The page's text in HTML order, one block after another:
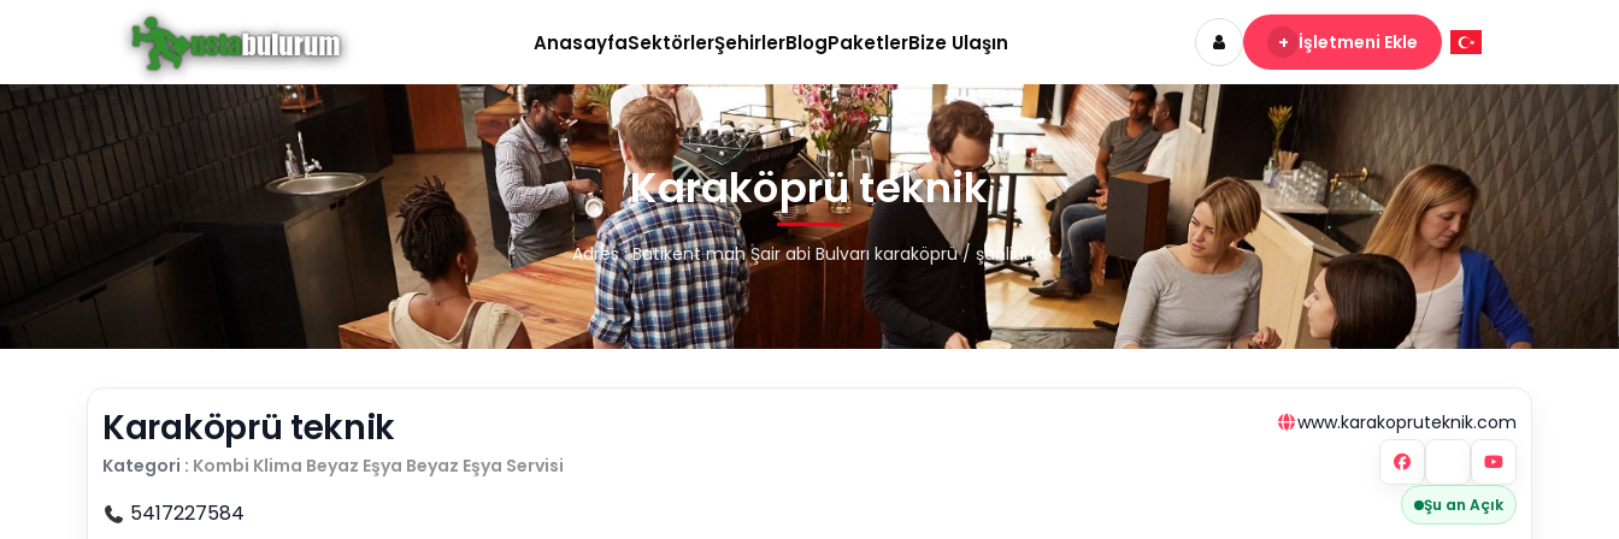
AnasayfaSektörlerŞehirlerBlogPaketlerBize Ulaşın + İşletmeni Ekle
Karaköprü teknik
Adres : Batikent mah Şair abi Bulvarı karaköprü / şanliurfa
Karaköprü teknik
Kategori : Kombi Klima Beyaz Eşya Beyaz Eşya Servisi
5417227584
www.karakopruteknik.com
Şu an Açık